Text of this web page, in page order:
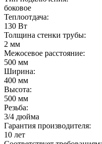
боковое
Теплоотдача:
130 Вт
Толщина стенки трубы:
2 мм
Межосевое расстояние:
500 мм
Ширина:
400 мм
Высота:
500 мм
Резьба:
3/4 дюйма
Гарантия производителя:
10 лет